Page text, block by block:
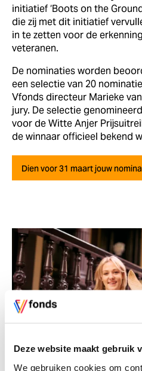
Deze website maakt gebruik
We gebruiken cookies om
initiatief ‘Boots on the
die zij met dit initiatief
in te zetten voor de
veteranen.
De nominaties worden
een selectie van 20
Vfonds directeur Marieke
jury. De selectie
voor de Witte Anjer
de winnaar officieel bekend
Dien voor 31 maart jouw